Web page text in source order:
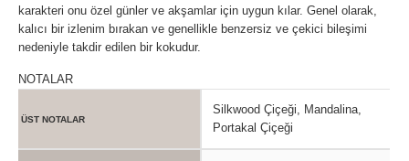
karakteri onu özel günler ve akşamlar için uygun kılar. Genel olarak,
kalıcı bir izlenim bırakan ve genellikle benzersiz ve çekici bileşimi
nedeniyle takdir edilen bir kokudur.
NOTALAR
ÜST NOTALAR
Silkwood Çiçeği, Mandalina,
Portakal Çiçeği